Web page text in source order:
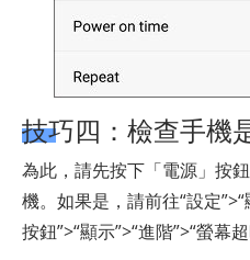
技巧四：檢查手機
為此，請先按下「電源」按
機。如果是，請前往“設定
按鈕”>“顯示”>“進階”>“螢幕